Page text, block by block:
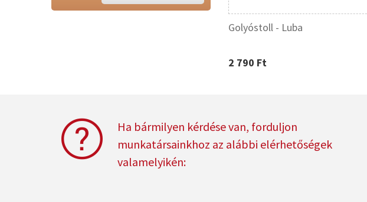
Golyóstoll - Luba
2 790 Ft
Ha bármilyen kérdése van, forduljon
munkatársainkhoz az alábbi elérhetőségek
valamelyikén: